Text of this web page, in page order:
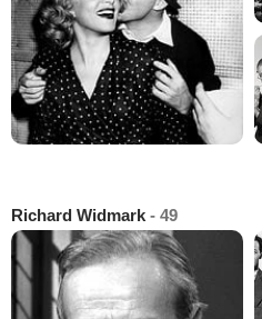
Richard Widmark - 49